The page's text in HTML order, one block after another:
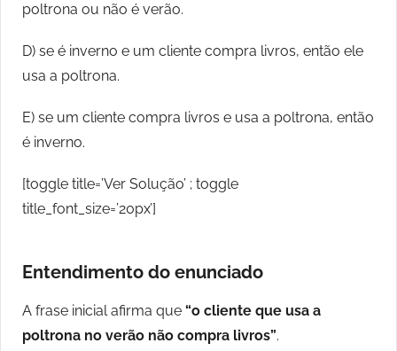
poltrona ou não é verão.
D) se é inverno e um cliente compra livros, então ele
usa a poltrona.
E) se um cliente compra livros e usa a poltrona, então
é inverno.
[toggle title=’Ver Solução’ ; toggle
title_font_size=’20px’]
Entendimento do enunciado
A frase inicial afirma que “o cliente que usa a
poltrona no verão não compra livros”.